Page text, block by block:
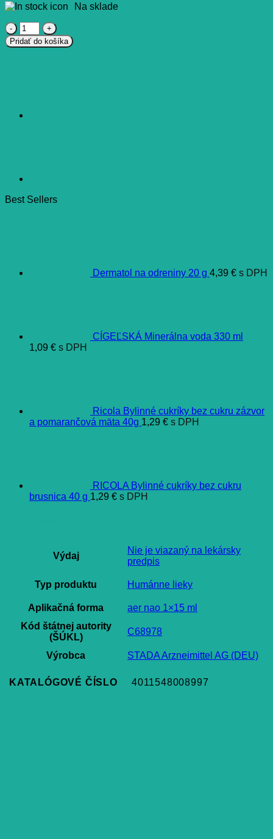
Na sklade
množstvo
MAR
rhino
Pridať do košíka
Best Sellers
Dermatol na odreniny 20 g 4,39 € s DPH
CÍGEĽSKÁ Minerálna voda 330 ml
1,09 € s DPH
Ricola Bylinné cukríky bez cukru zázvor
a pomarančová mäta 40g 1,29 € s DPH
RICOLA Bylinné cukríky bez cukru
brusnica 40 g 1,29 € s DPH
Výdaj
Nie je viazaný na lekársky
predpis
Typ produktu Humánne lieky
Aplikačná forma
aer nao 1×15 ml
Kód štátnej autority
(ŠÚKL)
C68978
Výrobca STADA Arzneimittel AG (DEU)
KATALÓGOVÉ ČÍSLO 4011548008997